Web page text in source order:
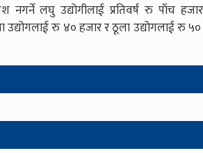
लघु उद्योगीलाई प्रतिवर्ष रु पाँच
रु ४० हजार र ठूला उद्योगलाई रु